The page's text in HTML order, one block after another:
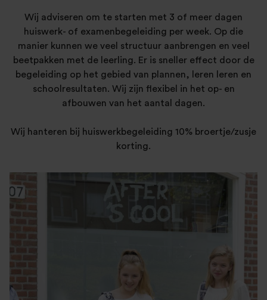
Wij adviseren om te starten met 3 of meer dagen
huiswerk- of examenbegeleiding per week. Op die
manier kunnen we veel structuur aanbrengen en veel
beetpakken met de leerling. Er is sneller effect door de
begeleiding op het gebied van plannen, leren leren en
schoolresultaten. Wij zijn flexibel in het op- en
afbouwen van het aantal dagen.
Wij hanteren bij huiswerkbegeleiding 10% broertje/zusje
korting.